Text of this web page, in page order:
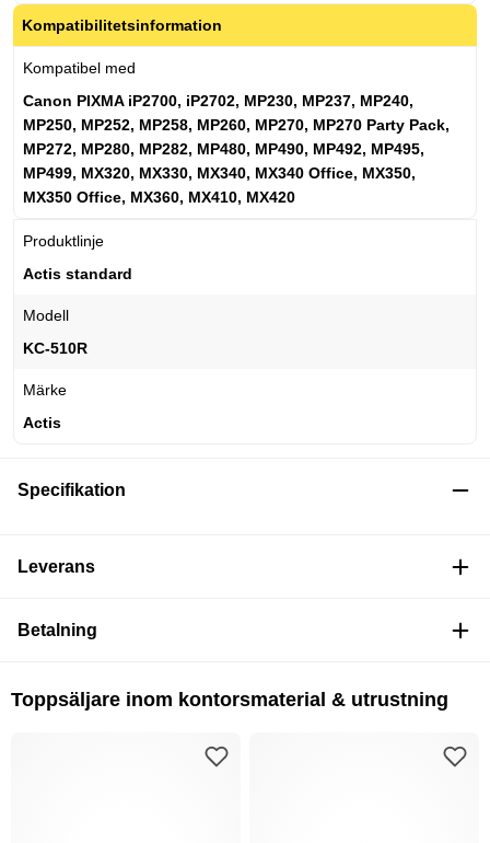
Kompatibilitetsinformation
Kompatibel med
Canon PIXMA iP2700, iP2702, MP230, MP237, MP240,
MP250, MP252, MP258, MP260, MP270, MP270 Party Pack,
MP272, MP280, MP282, MP480, MP490, MP492, MP495,
MP499, MX320, MX330, MX340, MX340 Office, MX350,
MX350 Office, MX360, MX410, MX420
Produktlinje
Actis standard
Modell
KC-510R
Märke
Actis
Specifikation
Leverans
Betalning
Toppsäljare inom kontorsmaterial & utrustning